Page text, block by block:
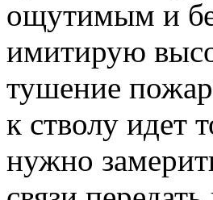
ощутимым и
имитирую
тушение
к стволу идет
нужно